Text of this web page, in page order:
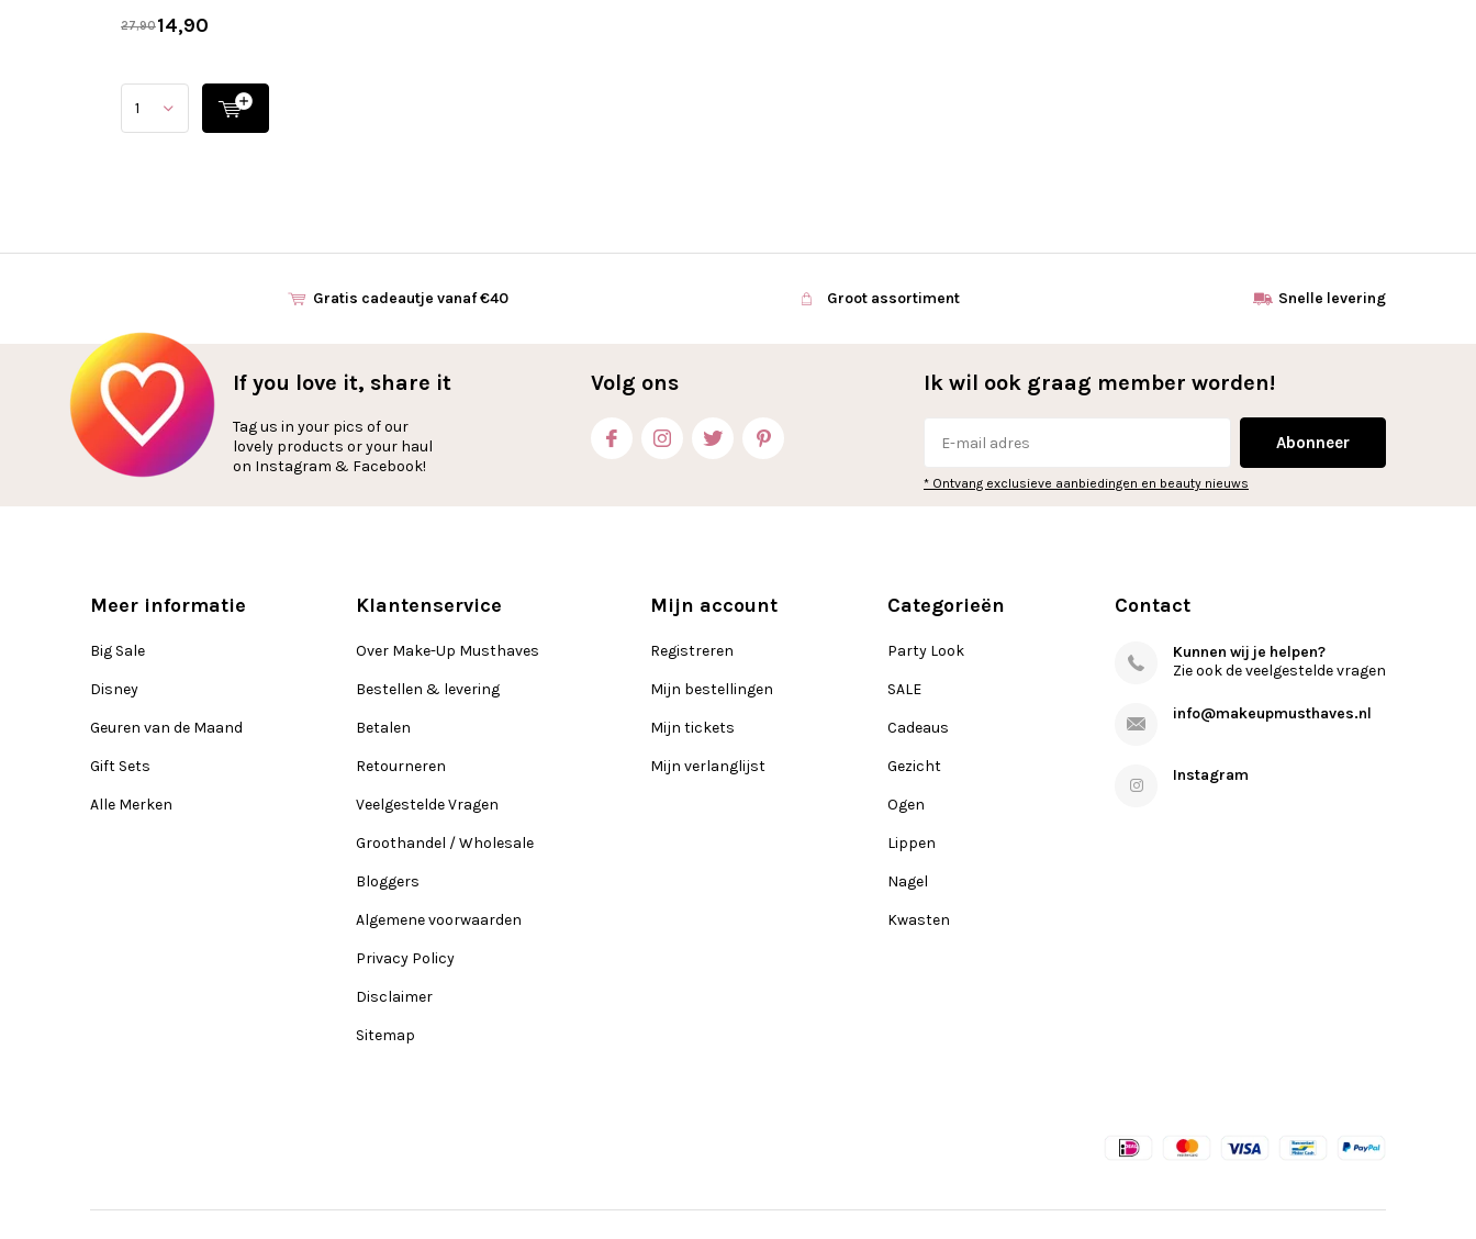
27,9014,90
Gratis cadeautje vanaf €40 Groot assortiment Snelle levering
If you love it, share it
Tag us in your pics of our
lovely products or your haul
on Instagram & Facebook!
Volg ons Ik wil ook graag member worden!
Abonneer
* Ontvang exclusieve aanbiedingen en beauty nieuws
Meer informatie
Big Sale
Disney
Geuren van de Maand
Gift Sets
Alle Merken
Klantenservice
Over Make-Up Musthaves
Bestellen & levering
Betalen
Retourneren
Veelgestelde Vragen
Groothandel / Wholesale
Bloggers
Algemene voorwaarden
Privacy Policy
Disclaimer
Sitemap
Mijn account
Registreren
Mijn bestellingen
Mijn tickets
Mijn verlanglijst
Categorieën
Party Look
SALE
Cadeaus
Gezicht
Ogen
Lippen
Nagel
Kwasten
Contact
Kunnen wij je helpen?
Zie ook de veelgestelde vragen
info@makeupmusthaves.nl
Instagram